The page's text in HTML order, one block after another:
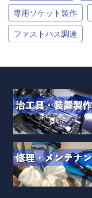
専用ソケット製作
ファストパス調達